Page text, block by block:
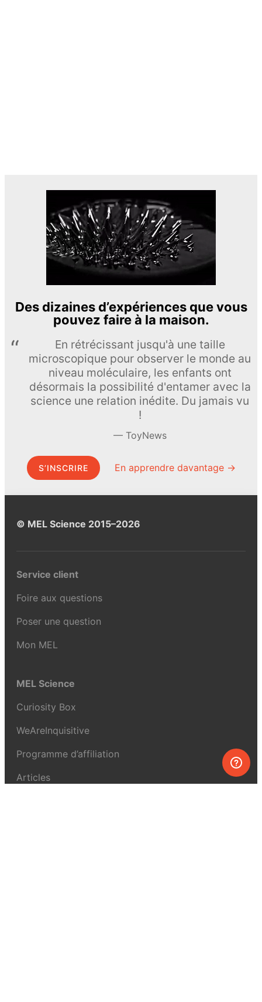
Des dizaines d’expériences que vous
pouvez faire à la maison.
En rétrécissant jusqu'à une taille
microscopique pour observer le monde au
niveau moléculaire, les enfants ont
désormais la possibilité d'entamer avec la
science une relation inédite. Du jamais vu
!
ToyNews
S’INSCRIRE En apprendre davantage →
© MEL Science 2015–2026
Service client
Foire aux questions
Poser une question
Mon MEL
MEL Science
Curiosity Box
WeAreInquisitive
Programme d’affiliation
Articles